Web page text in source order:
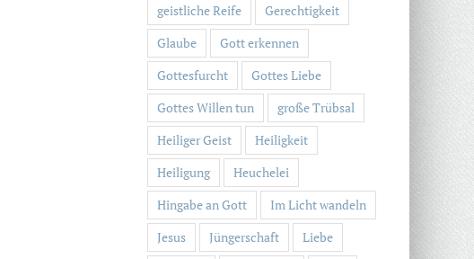
geistliche Reife
Gerechtigkeit
Glaube
Gott erkennen
Gottesfurcht
Gottes Liebe
Gottes Willen tun
große Trübsal
Heiliger Geist
Heiligkeit
Heiligung
Heuchelei
Hingabe an Gott
Im Licht wandeln
Jesus
Jüngerschaft
Liebe